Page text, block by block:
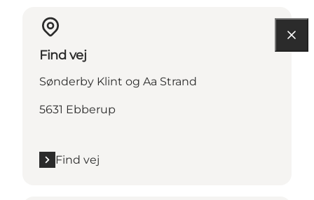
Find vej
Sønderby Klint og Aa Strand
5631 Ebberup
Find vej